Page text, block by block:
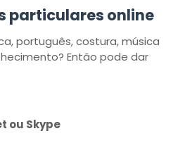
particulares online
português, costura, música
Então pode dar
ou Skype